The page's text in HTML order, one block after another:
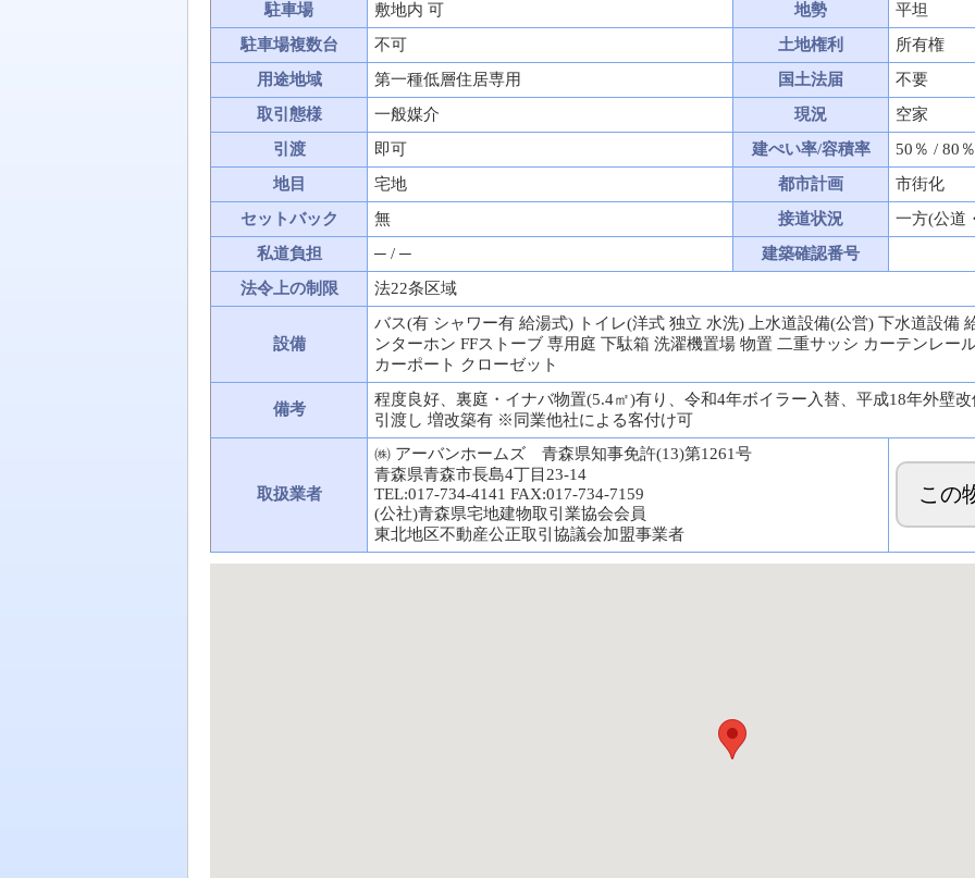
駐車場
敷地内 可 地勢
平坦
駐車場複数台
不可 土地権利
所有権
用途地域
第一種低層住居専用 国土法届
不要
取引態様
一般媒介 現況
空家
引渡
即可 建ぺい率/容積率
50％ / 80％
地目
宅地 都市計画
市街化
セットバック
無 接道状況
一方(公道
私道負担
─ / ─
建築確認番号
法令上の制限
法22条区域
設備
バス(有 シャワー有 給湯式) トイレ(洋式 独立 水洗) 上水道設備(公営) 下水道設備
ンターホン FFストーブ 専用庭 下駄箱 洗濯機置場 物置 二重サッシ カーテンレー
カーポート クローゼット
備考
程度良好、裏庭・イナバ物置(5.4㎡)有り、令和4年ボイラー入替、平成18年外壁
引渡し 増改築有 ※同業他社による客付け可
取扱業者
㈱ アーバンホームズ 青森県知事免許(13)第1261号
青森県青森市長島4丁目23-14
TEL:017-734-4141 FAX:017-734-7159
(公社)青森県宅地建物取引業協会会員
東北地区不動産公正取引協議会加盟事業者
この